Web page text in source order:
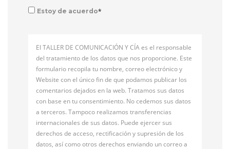
Estoy de acuerdo*
El TALLER DE COMUNICACIÓN Y CÍA es el responsable
del tratamiento de los datos que nos proporcione. Este
formulario recopila tu nombre, correo electrónico y
Website con el único fin de que podamos publicar los
comentarios dejados en la web. Tratamos sus datos
con base en tu consentimiento. No cedemos sus datos
a terceros. Tampoco realizamos transferencias
internacionales de sus datos. Puede ejercer sus
derechos de acceso, rectificación y supresión de los
datos, así como otros derechos enviando un correo a